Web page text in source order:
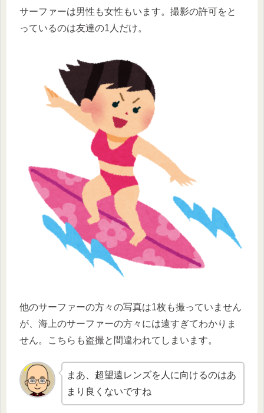
サーファーは男性も女性もいます。撮影の許可をと
っているのは友達の1人だけ。
他のサーファーの方々の写真は1枚も撮っていません
が、海上のサーファーの方々には遠すぎてわかりま
せん。こちらも盗撮と間違われてしまいます。
まあ、超望遠レンズを人に向けるのはあ
まり良くないですね